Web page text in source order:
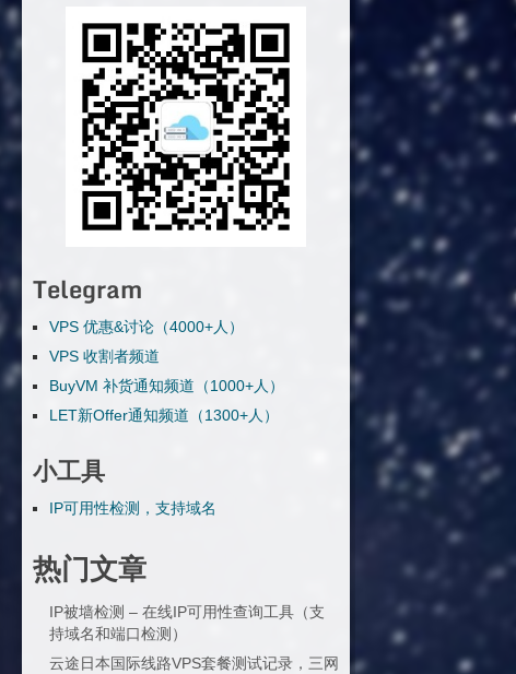
Telegram
VPS 优惠&讨论（4000+人）
VPS 收割者频道
BuyVM 补货通知频道（1000+人）
LET新Offer通知频道（1300+人）
小工具
IP可用性检测，支持域名
热门文章
IP被墙检测 – 在线IP可用性查询工具（支
持域名和端口检测）
云途日本国际线路VPS套餐测试记录，三网